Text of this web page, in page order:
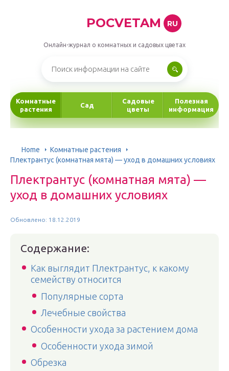
POCVETAM RU
Онлайн-журнал о комнатных и садовых цветах
Комнатные
растения
Сад
Садовые
цветы
Полезная
информация
Home
Комнатные растения
Плектрантус (комнатная мята) — уход в домашних условиях
Плектрантус (комнатная мята) —
уход в домашних условиях
Обновлено: 18.12.2019
Содержание:
Как выглядит Плектрантус, к какому
семейству относится
Популярные сорта
Лечебные свойства
Особенности ухода за растением дома
Особенности ухода зимой
Обрезка